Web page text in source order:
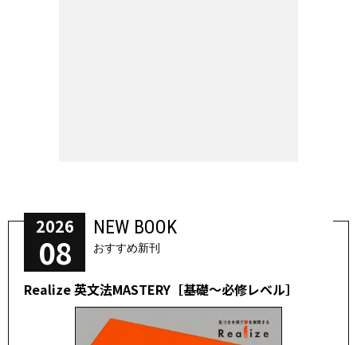
2026
08
NEW BOOK
おすすめ新刊
Realize 英文法MASTERY［基礎～必修レベル］